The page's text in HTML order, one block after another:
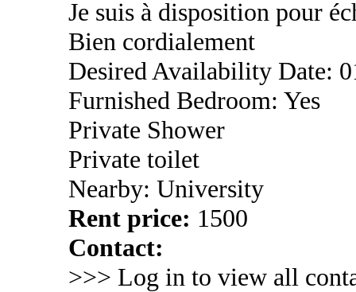
Je suis à disposition pour
Bien cordialement
Desired Availability Date:
Furnished Bedroom: Yes
Private Shower
Private toilet
Nearby: University
Rent price: 1500
Contact:
>>> Log in to view all